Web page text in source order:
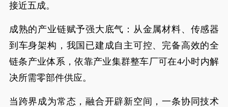
接近五成。
成熟的产业链赋予强大底气：从金属材料、传感器
到车身架构，我国已建成自主可控、完备高效的全
链条产业体系，依靠产业集群整车厂可在4小时内解
决所需零部件供应。
当跨界成为常态，融合开辟新空间，一条协同技术